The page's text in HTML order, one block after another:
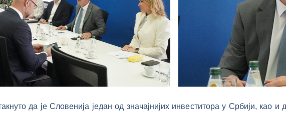
да је Словенија један од значајнијих инвеститора у Србији, као